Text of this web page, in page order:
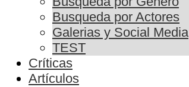
Busqueda por Actores
Galerias y Social Media
TEST
Críticas
Artículos